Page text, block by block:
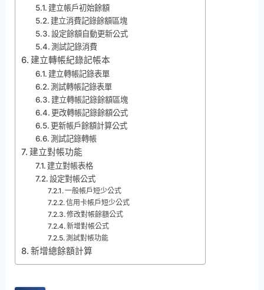
建立帳戶初始餘額
建立消費記錄餘額區塊
設定餘額自動更新公式
測試記錄消費
建立轉帳紀錄記帳本
建立轉帳記錄表單
測試轉帳記錄表單
建立轉帳記錄餘額區塊
更改轉帳記錄餘額公式
更新帳戶餘額計算公式
測試記錄轉帳
建立對帳功能
建立對帳表格
設定對帳公式
一般帳戶短少公式
信用卡帳戶短少公式
修改對帳餘額公式
新增對帳公式
測試對帳功能
新增總餘額計算